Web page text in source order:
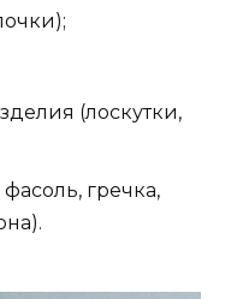
(лоскутки,
гречка,